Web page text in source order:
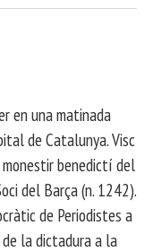
en una matinada
de Catalunya. Visc
benedictí del
del Barça (n. 1242).
de Periodistes a
la dictadura a la